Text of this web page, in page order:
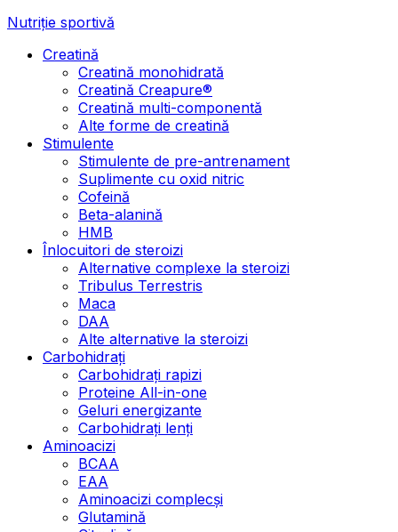
Nutriție sportivă
Creatină
Creatină monohidrată
Creatină Creapure®
Creatină multi-componentă
Alte forme de creatină
Stimulente
Stimulente de pre-antrenament
Suplimente cu oxid nitric
Cofeină
Beta-alanină
HMB
Înlocuitori de steroizi
Alternative complexe la steroizi
Tribulus Terrestris
Maca
DAA
Alte alternative la steroizi
Carbohidrați
Carbohidrați rapizi
Proteine All-in-one
Geluri energizante
Carbohidrați lenți
Aminoacizi
BCAA
EAA
Aminoacizi complecși
Glutamină